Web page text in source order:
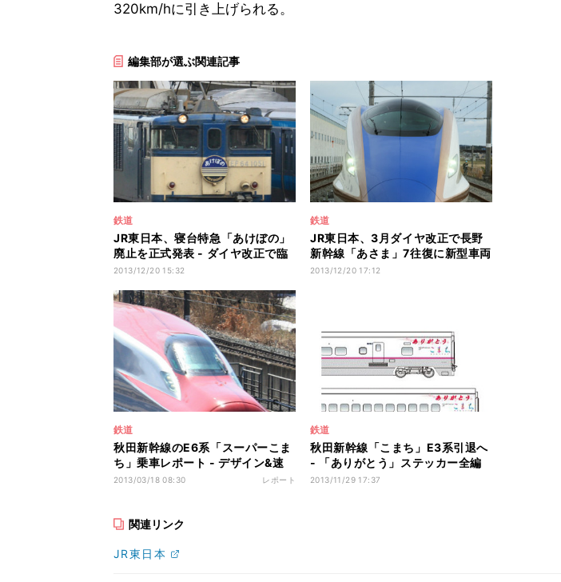
320km/hに引き上げられる。
編集部が選ぶ関連記事
鉄道
JR東日本、寝台特急「あけぼの」
廃止を正式発表 - ダイヤ改正で臨
時列車化
2013/12/20 15:32
鉄道
JR東日本、3月ダイヤ改正で長野
新幹線「あさま」7往復に新型車両
E7系投入!
2013/12/20 17:12
鉄道
秋田新幹線のE6系「スーパーこま
ち」乗車レポート - デザイン&速
さに衝撃!
2013/03/18 08:30 レポート
鉄道
秋田新幹線「こまち」E3系引退へ
- 「ありがとう」ステッカー全編
成に掲出
2013/11/29 17:37
関連リンク
JR東日本